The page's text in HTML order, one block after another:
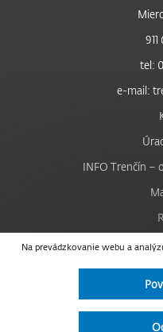
Na prevádzkovanie webu a
tel:
e-mail:
INFO Trenčín –